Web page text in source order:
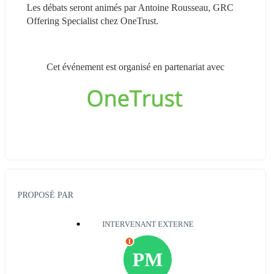
Les débats seront animés par Antoine Rousseau, GRC
Offering Specialist chez OneTrust.
Cet événement est organisé en partenariat avec
PROPOSÉ PAR
INTERVENANT EXTERNE
PM
I